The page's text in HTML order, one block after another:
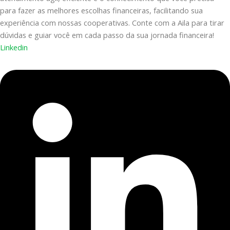
para fazer as melhores escolhas financeiras, facilitando sua
experiência com nossas cooperativas. Conte com a Aila para tirar
dúvidas e guiar você em cada passo da sua jornada financeira!
Linkedin